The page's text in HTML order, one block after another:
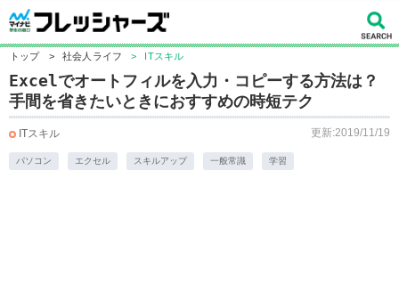
トップ > 社会人ライフ > ITスキル
Excelでオートフィルを入力・コピーする方法は？
手間を省きたいときにおすすめの時短テク
ITスキル 更新:2019/11/19
パソコン エクセル スキルアップ 一般常識 学習